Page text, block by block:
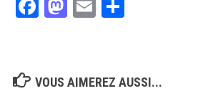
Facebook
Mastodon
Email
VOUS AIMEREZ AUSSI...